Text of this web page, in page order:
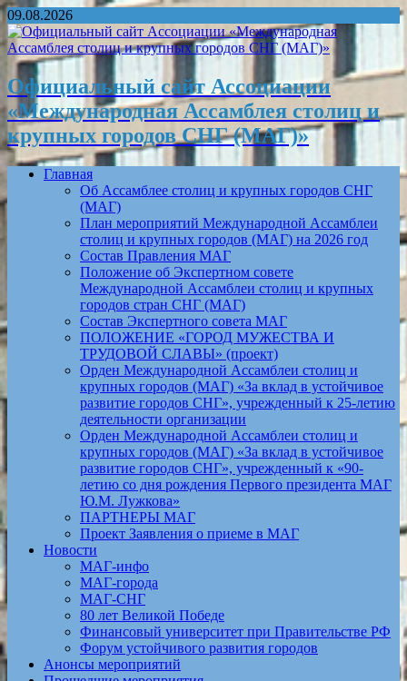
09.08.2026
Официальный сайт Ассоциации
«Международная Ассамблея столиц и
крупных городов СНГ (МАГ)»
Главная
Об Ассамблее столиц и крупных городов СНГ
(МАГ)
План мероприятий Международной Ассамблеи
столиц и крупных городов (МАГ) на 2026 год
Состав Правления МАГ
Положение об Экспертном совете
Международной Ассамблеи столиц и крупных
городов стран СНГ (МАГ)
Состав Экспертного совета МАГ
ПОЛОЖЕНИЕ «ГОРОД МУЖЕСТВА И
ТРУДОВОЙ СЛАВЫ» (проект)
Орден Международной Ассамблеи столиц и
крупных городов (МАГ) «За вклад в устойчивое
развитие городов СНГ», учрежденный к 25-летию
деятельности организации
Орден Международной Ассамблеи столиц и
крупных городов (МАГ) «За вклад в устойчивое
развитие городов СНГ», учрежденный к «90-
летию со дня рождения Первого президента МАГ
Ю.М. Лужкова»
ПАРТНЕРЫ МАГ
Проект Заявления о приеме в МАГ
Новости
МАГ-инфо
МАГ-города
МАГ-СНГ
80 лет Великой Победе
Финансовый университет при Правительстве РФ
Форум устойчивого развития городов
Анонсы мероприятий